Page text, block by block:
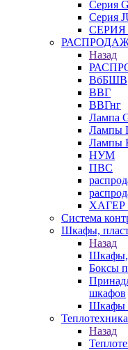
Серия
Серия
СЕРИЯ
Назад
ВбБШВ
ВВГ
ВВГнг
Лампа
Лампы
Лампы
НУМ
ПВС
ХАГЕР
Система
Шкафы,
Назад
Шкафы,
Боксы
шкафов
Шкафы
Теплотехника
Назад